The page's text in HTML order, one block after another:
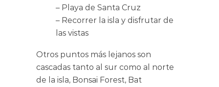
– Playa de Santa Cruz
– Recorrer la isla y disfrutar de
las vistas
Otros puntos más lejanos son
cascadas tanto al sur como al norte
de la isla, Bonsai Forest, Bat